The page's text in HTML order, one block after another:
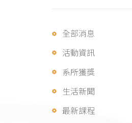
全部消息
活動資訊
系所獲獎
生活新聞
最新課程